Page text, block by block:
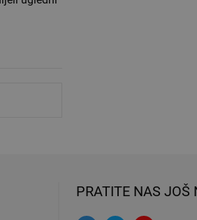
PRATITE NAS JOŠ